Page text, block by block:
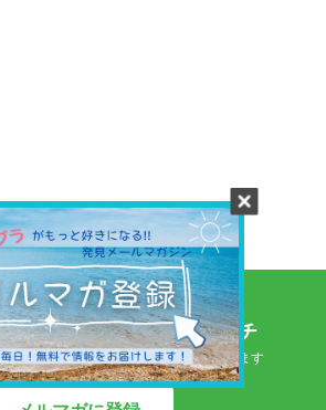
の情報をいち早くキャッチ
とたまプラーザのおすすめ情報が届きます